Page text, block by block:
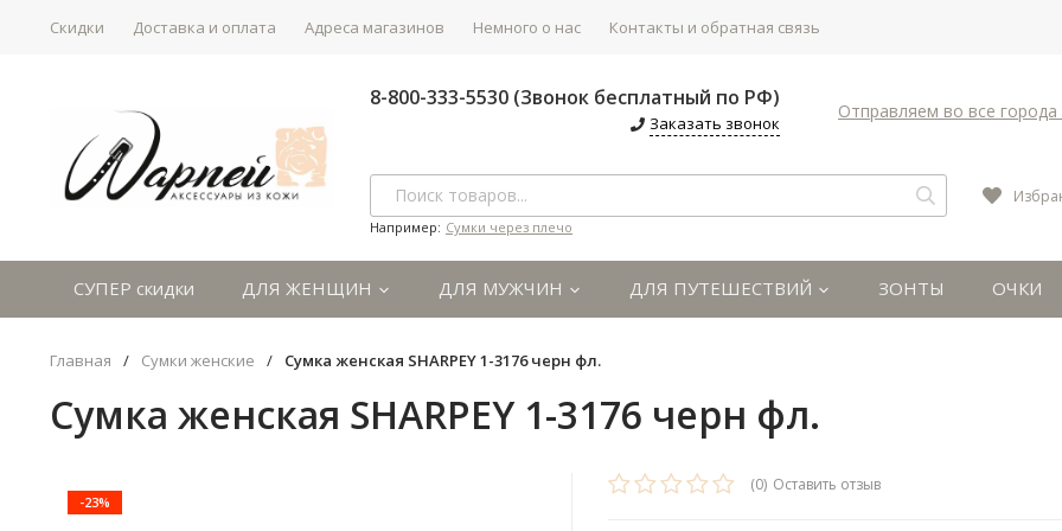
Скидки Доставка и оплата Адреса магазинов Немного о нас Контакты и обратная связь
8-800-333-5530 (Звонок бесплатный по РФ)
Заказать звонок
Отправляем во все города
Например: Сумки через плечо
СУПЕР скидки ДЛЯ ЖЕНЩИН ДЛЯ МУЖЧИН ДЛЯ ПУТЕШЕСТВИЙ ЗОНТЫ ОЧКИ
Главная / Сумки женские / Сумка женская SHARPEY 1-3176 черн фл.
Сумка женская SHARPEY 1-3176 черн фл.
-23%
(0) Оставить отзыв